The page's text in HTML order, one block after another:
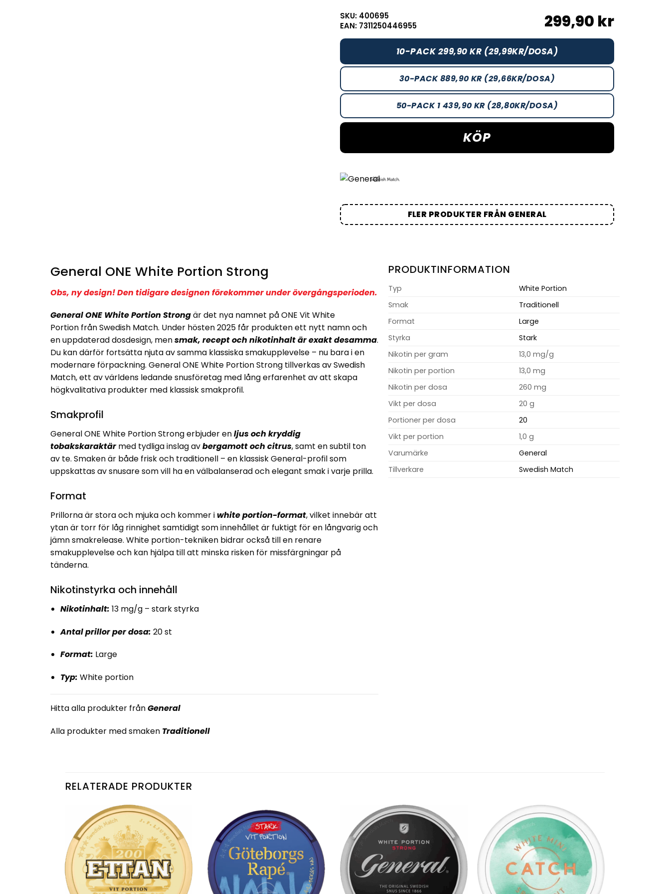
SKU: 400695
EAN: 7311250446955
299,90 kr
10-PACK 299,90 KR (29,99KR/DOSA)
30-PACK 889,90 KR (29,66KR/DOSA)
50-PACK 1 439,90 KR (28,80KR/DOSA)
KÖP
FLER PRODUKTER FRÅN GENERAL
General ONE White Portion Strong
Obs, ny design! Den tidigare designen förekommer under övergångsperioden.
General ONE White Portion Strongär det nya namnet på ONE Vit White
Portion från Swedish Match. Under hösten 2025 får produkten ett nytt namn och
en uppdaterad dosdesign, mensmak, recept och nikotinhalt är exakt desamma.
Du kan därför fortsätta njuta av samma klassiska smakupplevelse – nu bara i en
modernare förpackning. General ONE White Portion Strong tillverkas av Swedish
Match, ett av världens ledande snusföretag med lång erfarenhet av att skapa
högkvalitativa produkter med klassisk smakprofil.
Smakprofil
General ONE White Portion Strong erbjuder enljus och kryddig
tobakskaraktärmed tydliga inslag avbergamott och citrus, samt en subtil ton
av te. Smaken är både frisk och traditionell – en klassisk General-profil som
uppskattas av snusare som vill ha en välbalanserad och elegant smak i varje prilla.
Format
Prillorna är stora och mjuka och kommer iwhite portion-format, vilket innebär att
ytan är torr för låg rinnighet samtidigt som innehållet är fuktigt för en långvarig och
jämn smakrelease. White portion-tekniken bidrar också till en renare
smakupplevelse och kan hjälpa till att minska risken för missfärgningar på
tänderna.
Nikotinstyrka och innehåll
Nikotinhalt: 13 mg/g – stark styrka
Antal prillor per dosa: 20 st
Format: Large
Typ: White portion
Hitta alla produkter frånGeneral
Alla produkter med smaken Traditionell
PRODUKTINFORMATION
Typ
White Portion
Smak
Traditionell
Format
Large
Styrka
Stark
Nikotin per gram
13,0 mg/g
Nikotin per portion
13,0 mg
Nikotin per dosa
260 mg
Vikt per dosa
20 g
Portioner per dosa
20
Vikt per portion
1,0 g
Varumärke
General
Tillverkare
Swedish Match
RELATERADE PRODUKTER